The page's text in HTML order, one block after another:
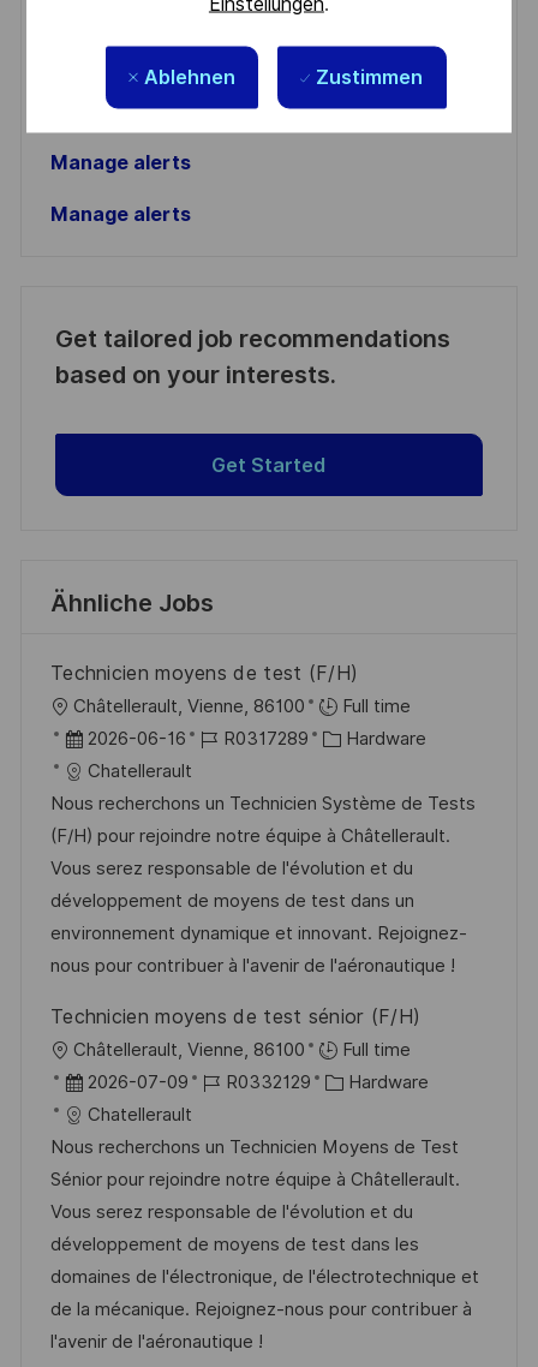
Ablehnen Zustimmen
Prüfen Sie die Bedingungen für die Verarbeitung
Aktivieren
Manage alerts
Manage alerts
Get tailored job recommendations
based on your interests.
Get Started
Ähnliche Jobs
Technicien moyens de test (F/H)
O
r
t
Châtellerault, Vienne, 86100
Full time
D
a
t
u
m
d
e
r
e
r
ö
f
f
e
n
t
l
i
c
2026-06-16
J
b
-
I
D
R0317289
K
t
e
g
o
r
i
Hardware
Chatellerault
Nous recherchons un Technicien Système de Tests
(F/H) pour rejoindre notre équipe à Châtellerault.
Vous serez responsable de l'évolution et du
développement de moyens de test dans un
environnement dynamique et innovant. Rejoignez-
nous pour contribuer à l'avenir de l'aéronautique !
Technicien moyens de test sénior (F/H)
O
r
t
Châtellerault, Vienne, 86100
Full time
D
a
t
u
m
d
e
r
V
2026-07-09
J
b
-
I
D
R0332129
K
t
e
g
o
r
Hardware
Chatellerault
Nous recherchons un Technicien Moyens de Test
Sénior pour rejoindre notre équipe à Châtellerault.
Vous serez responsable de l'évolution et du
développement de moyens de test dans les
domaines de l'électronique, de l'électrotechnique et
de la mécanique. Rejoignez-nous pour contribuer à
l'avenir de l'aéronautique !